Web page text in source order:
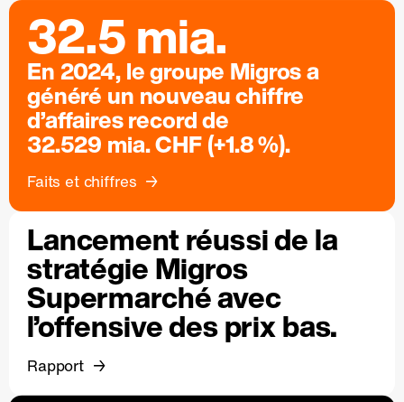
32.5 mia.
En 2024, le groupe Migros a
généré un nouveau chiffre
d’affaires record de
32.529 mia. CHF (+1.8 %).
Faits et chiffres
Lancement réussi de la
stratégie Migros
Supermarché avec
l’offensive des prix bas.
Rapport